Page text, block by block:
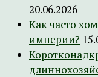
20.06.2026
Как часто
империи?